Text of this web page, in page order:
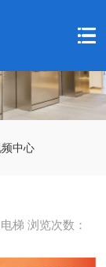
中心
梯 浏览次数：